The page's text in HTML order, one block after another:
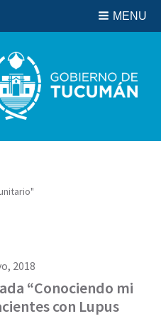
MENU
2018
“Conociendo mi
con Lupus